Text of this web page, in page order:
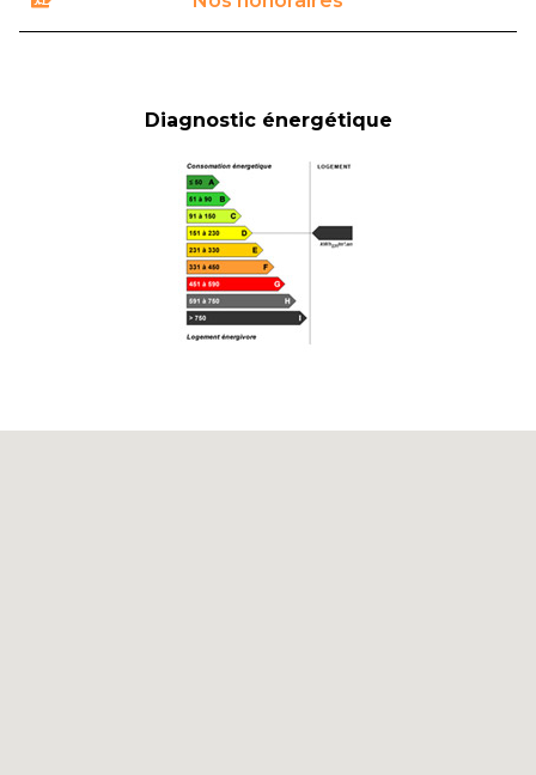
Diagnostic énergétique